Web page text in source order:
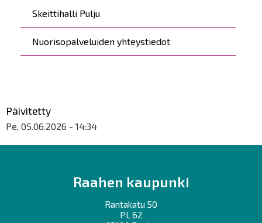
Skeittihalli Pulju
Nuorisopalveluiden yhteystiedot
Päivitetty
Pe, 05.06.2026 - 14:34
Raahen kaupunki
Rantakatu 50
PL 62